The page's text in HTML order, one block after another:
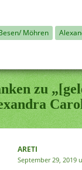
Möhren
zu
ARETI
September 29, 2019